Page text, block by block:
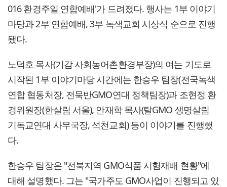
016 환경주일 연합예배'가 드려졌다. 행사는 1부 이야기
마당과 2부 연합예배, 3부 녹색교회 시상식 순으로 진행
됐다.
노덕호 목사(기감 사회농어촌환경부장)의 여는 기도로
시작된 1부 이야기마당 시간에는 한승우 팀장(전국녹색
연합 협동처장, 전묵반GMO연대 정책팀장)과 조현정 환
경위원장(한살림 서울), 안재학 목사(탈GMO 생명살림
기독교연대 사무국장, 석천교회) 등이 이야기를 진행했
다.
한승우 팀장은 "전북지역 GMO식품 시험재배 현황"에
대해 설명했다. 그는 "국가주도 GMO사업이 진행되고 있